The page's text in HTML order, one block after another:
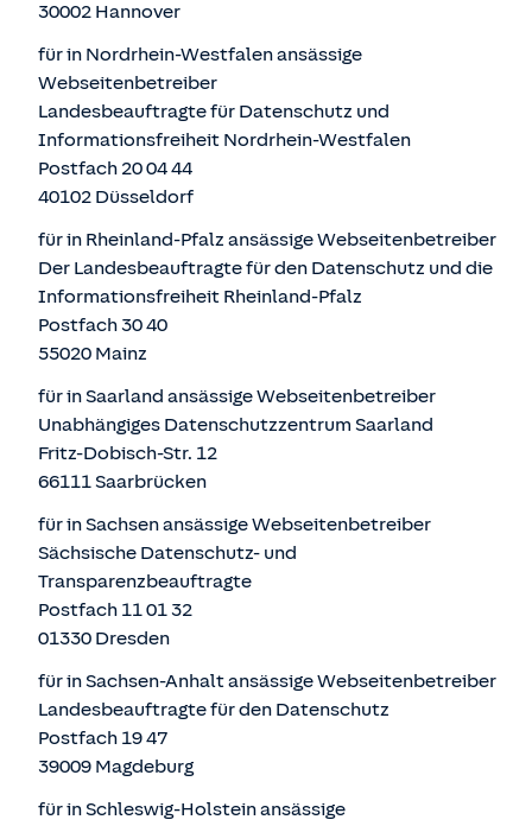
30002 Hannover
für in Nordrhein-Westfalen ansässige
Webseitenbetreiber
Landesbeauftragte für Datenschutz und
Informationsfreiheit Nordrhein-Westfalen
Postfach 20 04 44
40102 Düsseldorf
für in Rheinland-Pfalz ansässige Webseitenbetreiber
Der Landesbeauftragte für den Datenschutz und die
Informationsfreiheit Rheinland-Pfalz
Postfach 30 40
55020 Mainz
für in Saarland ansässige Webseitenbetreiber
Unabhängiges Datenschutzzentrum Saarland
Fritz-Dobisch-Str. 12
66111 Saarbrücken
für in Sachsen ansässige Webseitenbetreiber
Sächsische Datenschutz- und
Transparenzbeauftragte
Postfach 11 01 32
01330 Dresden
für in Sachsen-Anhalt ansässige Webseitenbetreiber
Landesbeauftragte für den Datenschutz
Postfach 19 47
39009 Magdeburg
für in Schleswig-Holstein ansässige